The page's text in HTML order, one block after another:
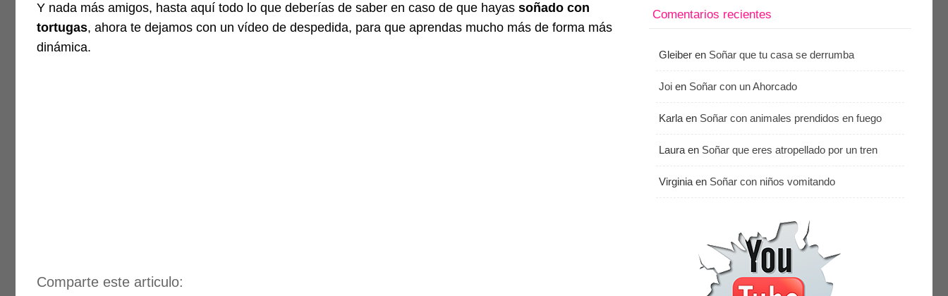
Y nada más amigos, hasta aquí todo lo que deberías de saber en caso de que hayas soñado con
tortugas, ahora te dejamos con un vídeo de despedida, para que aprendas mucho más de forma más
dinámica.
Comparte este articulo:
Comentarios recientes
Gleiber en Soñar que tu casa se derrumba
Joi en Soñar con un Ahorcado
Karla en Soñar con animales prendidos en fuego
Laura en Soñar que eres atropellado por un tren
Virginia en Soñar con niños vomitando